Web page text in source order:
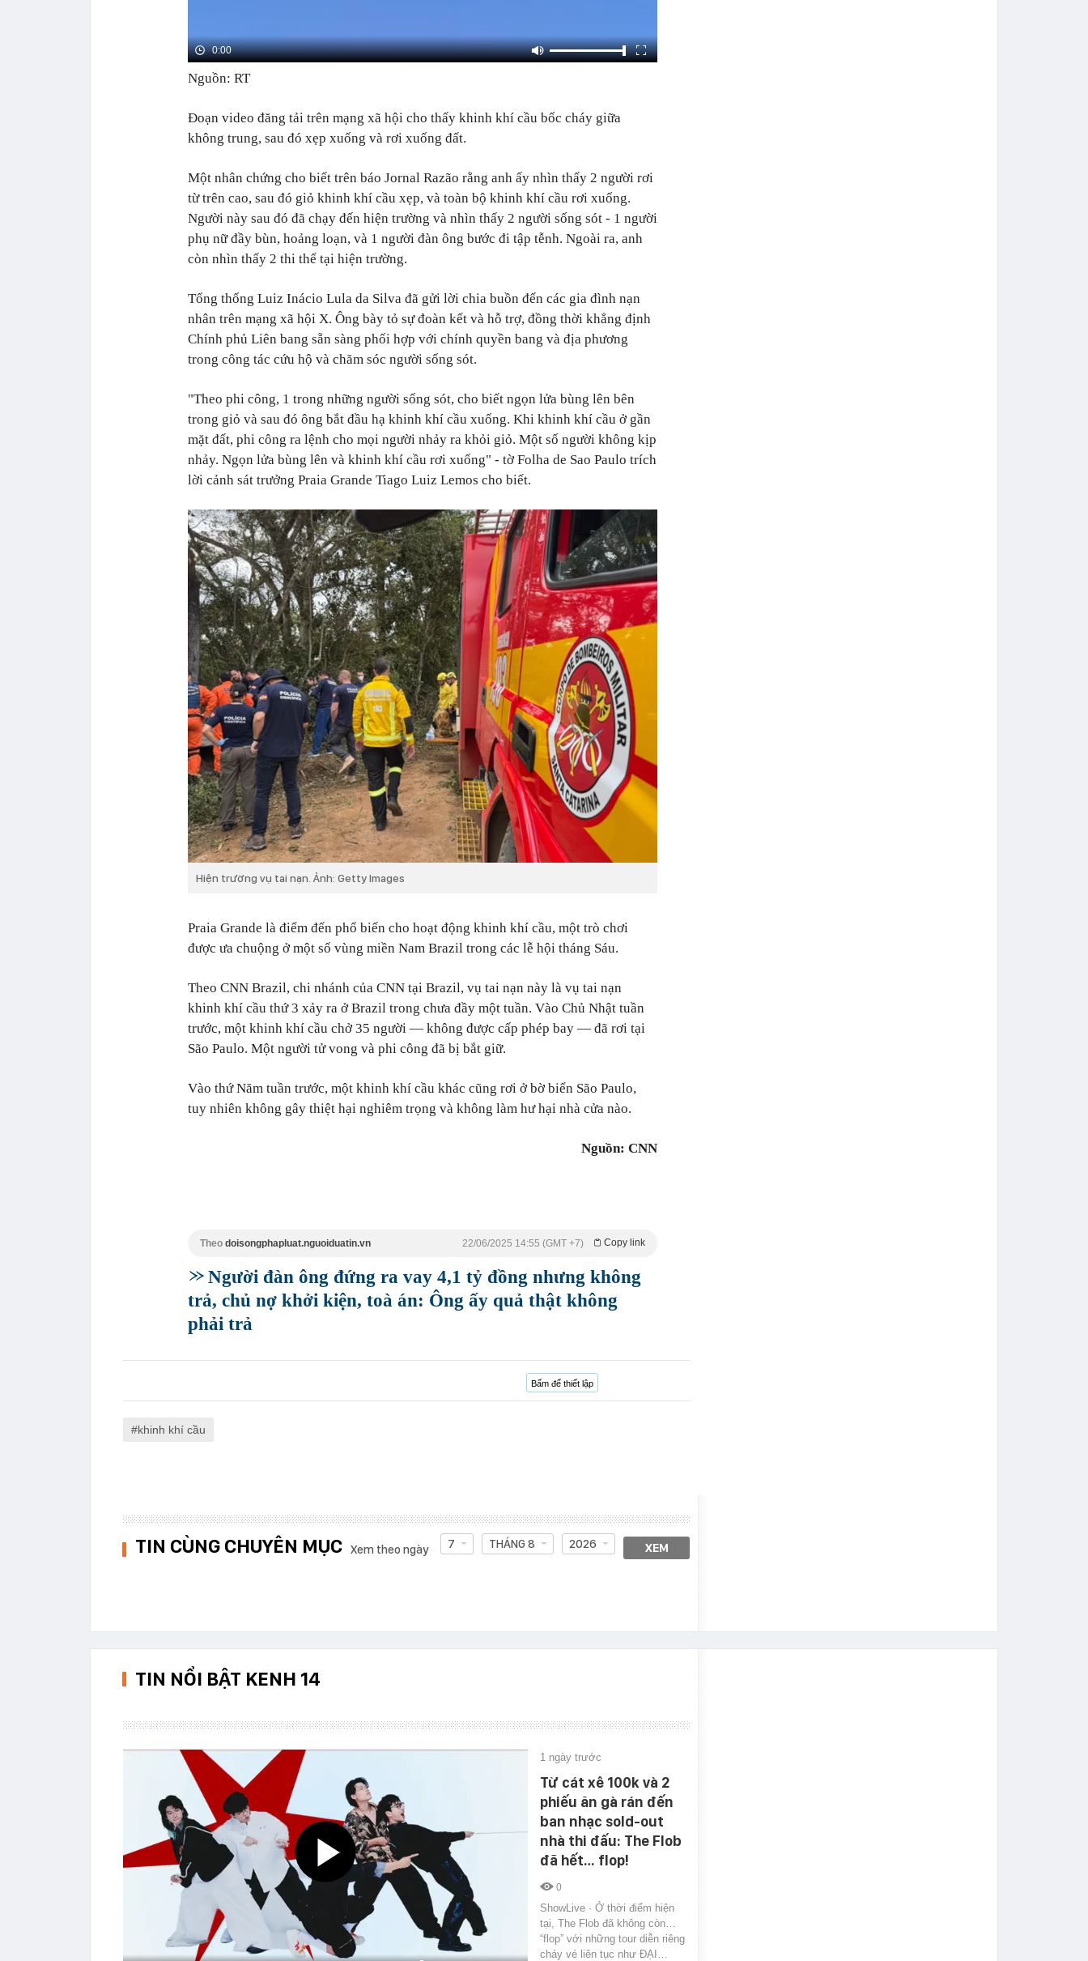
Nguồn: RT
Đoạn video đăng tải trên mạng xã hội cho thấy khinh khí cầu bốc cháy giữa
không trung, sau đó xẹp xuống và rơi xuống đất.
Một nhân chứng cho biết trên báo Jornal Razão rằng anh ấy nhìn thấy 2 người rơi
từ trên cao, sau đó giỏ khinh khí cầu xẹp, và toàn bộ khinh khí cầu rơi xuống.
Người này sau đó đã chạy đến hiện trường và nhìn thấy 2 người sống sót - 1 người
phụ nữ đầy bùn, hoảng loạn, và 1 người đàn ông bước đi tập tễnh. Ngoài ra, anh
còn nhìn thấy 2 thi thể tại hiện trường.
Tổng thống Luiz Inácio Lula da Silva đã gửi lời chia buồn đến các gia đình nạn
nhân trên mạng xã hội X. Ông bày tỏ sự đoàn kết và hỗ trợ, đồng thời khẳng định
Chính phủ Liên bang sẵn sàng phối hợp với chính quyền bang và địa phương
trong công tác cứu hộ và chăm sóc người sống sót.
"Theo phi công, 1 trong những người sống sót, cho biết ngọn lửa bùng lên bên
trong giỏ và sau đó ông bắt đầu hạ khinh khí cầu xuống. Khi khinh khí cầu ở gần
mặt đất, phi công ra lệnh cho mọi người nhảy ra khỏi giỏ. Một số người không kịp
nhảy. Ngọn lửa bùng lên và khinh khí cầu rơi xuống" - tờ Folha de Sao Paulo trích
lời cảnh sát trưởng Praia Grande Tiago Luiz Lemos cho biết.
Hiện trường vụ tai nạn. Ảnh: Getty Images
Praia Grande là điểm đến phổ biến cho hoạt động khinh khí cầu, một trò chơi
được ưa chuộng ở một số vùng miền Nam Brazil trong các lễ hội tháng Sáu.
Theo CNN Brazil, chi nhánh của CNN tại Brazil, vụ tai nạn này là vụ tai nạn
khinh khí cầu thứ 3 xảy ra ở Brazil trong chưa đầy một tuần. Vào Chủ Nhật tuần
trước, một khinh khí cầu chở 35 người — không được cấp phép bay — đã rơi tại
São Paulo. Một người tử vong và phi công đã bị bắt giữ.
Vào thứ Năm tuần trước, một khinh khí cầu khác cũng rơi ở bờ biển São Paulo,
tuy nhiên không gây thiệt hại nghiêm trọng và không làm hư hại nhà cửa nào.
Nguồn: CNN
Theo doisongphapluat.nguoiduatin.vn Copy link
22/06/2025 14:55 (GMT +7)
Người đàn ông đứng ra vay 4,1 tỷ đồng nhưng không
trả, chủ nợ khởi kiện, toà án: Ông ấy quả thật không
phải trả
Bấm để thiết lập
khinh khí cầu
TIN CÙNG CHUYÊN MỤC Xem theo ngày 7 THÁNG 8 2026 XEM
TIN NỔI BẬT KENH 14
1 ngày trước
Từ cát xê 100k và 2
phiếu ăn gà rán đến
ban nhạc sold-out
nhà thi đấu: The Flob
đã hết… flop!
0
ShowLive · Ở thời điểm hiện
tại, The Flob đã không còn…
“flop” với những tour diễn riêng
cháy vé liên tục như ĐẠI…